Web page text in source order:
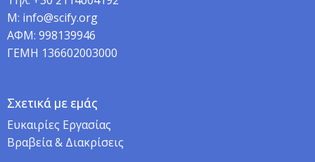
M: info@scify.org
ΑΦΜ: 998139946
ΓΕΜΗ 136602003000
Σχετικά με εμάς
Ευκαιρίες Εργασίας
Βραβεία & Διακρίσεις